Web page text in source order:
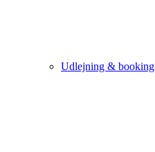
Udlejning & booking